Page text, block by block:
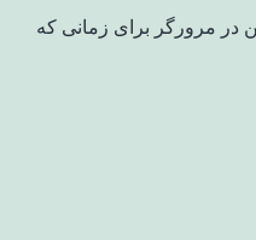
در مرورگر برای زمانی که